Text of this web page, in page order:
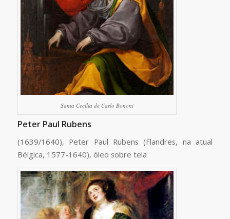
Santa Cecília de Carlo Bononi
Peter Paul Rubens
(1639/1640), Peter Paul Rubens (Flandres, na atual
Bélgica, 1577-1640), óleo sobre tela